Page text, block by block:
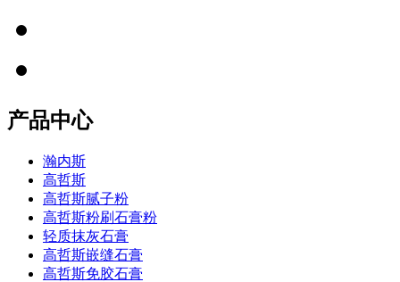
产品中心
瀚内斯
高哲斯
高哲斯腻子粉
高哲斯粉刷石膏粉
轻质抹灰石膏
高哲斯嵌缝石膏
高哲斯免胶石膏